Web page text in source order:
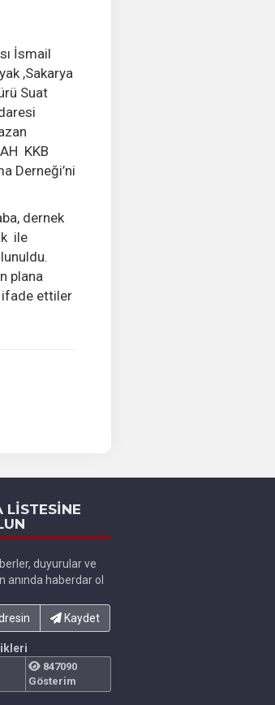
İsmail
,Sakarya
Suat
KKB
Derneği’ni
dernek
ile
plana
ifade ettiler
LİSTESİNE
duyurular ve
anında haberdar ol
yazın...Kaydet
847090
Gösterim